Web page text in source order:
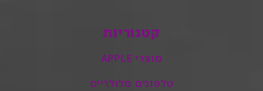
קטגוריות
מוצרי APPLE
טלפונים סלולריים